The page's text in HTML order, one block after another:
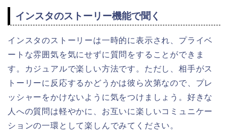
インスタのストーリー機能で聞く
インスタのストーリーは一時的に表示され、プライベ
ートな雰囲気を気にせずに質問をすることができま
す。カジュアルで楽しい方法です。ただし、相手がス
トーリーに反応するかどうかは彼ら次第なので、プレ
ッシャーをかけないように気をつけましょう。好きな
人への質問は軽やかに、お互いに楽しいコミュニケー
ションの一環として楽しんでみてください。